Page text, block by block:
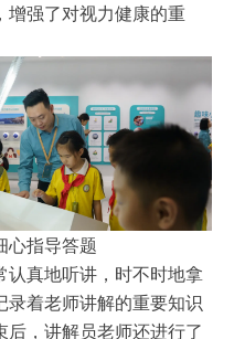
增强了对视力健康的重
心指导答题
认真地听讲，时不时地拿
录着老师讲解的重要知识
后，讲解员老师还进行了